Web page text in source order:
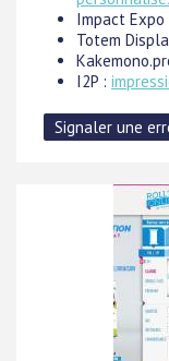
Impact Expo
Totem
I2P :